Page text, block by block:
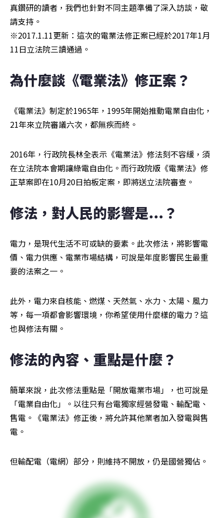
真鑽研的讀者，我們也針對不同主題準備了深入訪談，敬
請支持。
※2017.1.11更新：這次的電業法修正案已經於2017年1月
11日立法院三讀通過。
為什麼談《電業法》修正案？
《電業法》制定於1965年，1995年開始推動電業自由化，
21年來立院審議六次，都無疾而終。
2016年，行政院長林全表示《電業法》修法刻不容緩，須
在立法院本會期讓綠電自由化。而行政院版《電業法》修
正草案即在10月20日拍板定案，即將送立法院審查。
修法，對人民的影響是...？
電力，是現代生活不可或缺的要素。此次修法，將影響電
價、電力供應、電業市場結構，可說是年度影響民生最重
要的法案之一。
此外，電力來自核能、燃煤、天然氣、水力、太陽、風力
等，每一項都會影響環境，你希望使用什麼樣的電力？這
也與修法有關。
修法的內容、重點是什麼？
簡單來說，此次修法重點是「開放電業市場」，也可說是
「電業自由化」。以往只有台電獨家經營發電、輸配電、
售電。《電業法》修正後，將允許其他業者加入發電與售
電。
但輸配電（電網）部分，則維持不開放，仍是國營獨佔。